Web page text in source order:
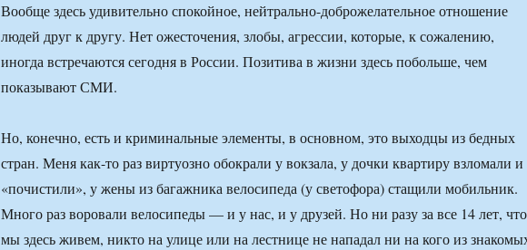
Вообще здесь удивительно спокойное, нейтрально-доброжелательное отношение
людей друг к другу. Нет ожесточения, злобы, агрессии, которые, к сожалению,
иногда встречаются сегодня в России. Позитива в жизни здесь побольше, чем
показывают СМИ.
Но, конечно, есть и криминальные элементы, в основном, это выходцы из бедных
стран. Меня как-то раз виртуозно обокрали у вокзала, у дочки квартиру взломали и
«почистили», у жены из багажника велосипеда (у светофора) стащили мобильник.
Много раз воровали велосипеды — и у нас, и у друзей. Но ни разу за все 14 лет, что
мы здесь живем, никто на улице или на лестнице не нападал ни на кого из